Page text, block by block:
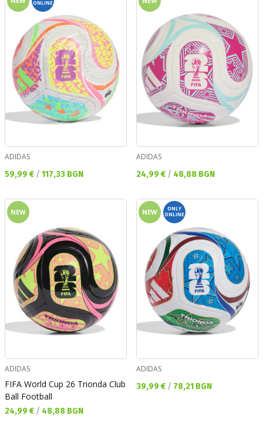
ONLINE
ADIDAS
Текуща цена:
59,99 € / 117,33 BGN
ADIDAS
Текуща цена:
24,99 € / 48,88 BGN
NEW
ADIDAS
FIFA World Cup 26 Trionda Club
Ball Football
Текуща цена:
24,99 € / 48,88 BGN
NEW
ONLY
ONLINE
ADIDAS
Текуща цена:
39,99 € / 78,21 BGN